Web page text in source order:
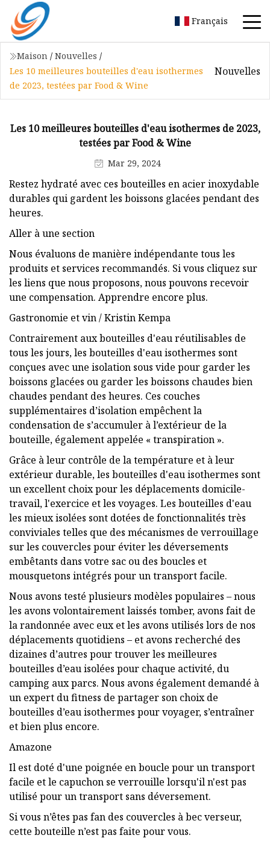
Français
Maison / Nouvelles /
Les 10 meilleures bouteilles d'eau isothermes
de 2023, testées par Food & Wine
Nouvelles
Les 10 meilleures bouteilles d'eau isothermes de 2023,
testées par Food & Wine
Mar 29, 2024
Restez hydraté avec ces bouteilles en acier inoxydable
durables qui gardent les boissons glacées pendant des
heures.
Aller à une section
Nous évaluons de manière indépendante tous les
produits et services recommandés. Si vous cliquez sur
les liens que nous proposons, nous pouvons recevoir
une compensation. Apprendre encore plus.
Gastronomie et vin / Kristin Kempa
Contrairement aux bouteilles d'eau réutilisables de
tous les jours, les bouteilles d'eau isothermes sont
conçues avec une isolation sous vide pour garder les
boissons glacées ou garder les boissons chaudes bien
chaudes pendant des heures. Ces couches
supplémentaires d’isolation empêchent la
condensation de s’accumuler à l’extérieur de la
bouteille, également appelée « transpiration ».
Grâce à leur contrôle de la température et à leur
extérieur durable, les bouteilles d'eau isothermes sont
un excellent choix pour les déplacements domicile-
travail, l'exercice et les voyages. Les bouteilles d'eau
les mieux isolées sont dotées de fonctionnalités très
conviviales telles que des mécanismes de verrouillage
sur les couvercles pour éviter les déversements
embêtants dans votre sac ou des boucles et
mousquetons intégrés pour un transport facile.
Nous avons testé plusieurs modèles populaires – nous
les avons volontairement laissés tomber, avons fait de
la randonnée avec eux et les avons utilisés lors de nos
déplacements quotidiens – et avons recherché des
dizaines d’autres pour trouver les meilleures
bouteilles d’eau isolées pour chaque activité, du
camping aux parcs. Nous avons également demandé à
un expert du fitness de partager son choix de
bouteilles d’eau isothermes pour voyager, s’entraîner
et bien plus encore.
Amazone
Il est doté d'une poignée en boucle pour un transport
facile et le capuchon se verrouille lorsqu'il n'est pas
utilisé pour un transport sans déversement.
Si vous n’êtes pas fan des couvercles à bec verseur,
cette bouteille n’est pas faite pour vous.